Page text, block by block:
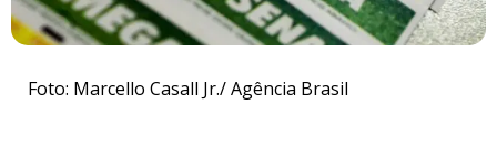
Foto: Marcello Casall Jr./ Agência Brasil